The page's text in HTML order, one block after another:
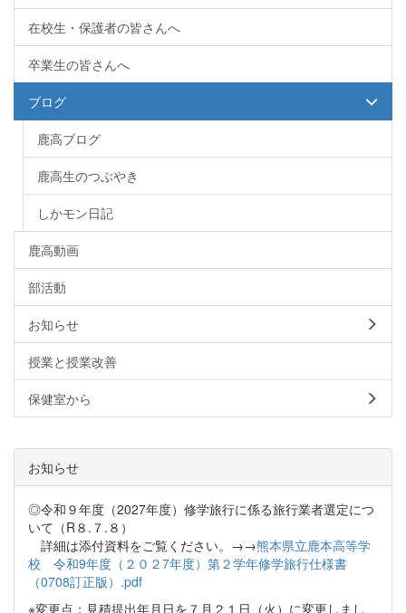
在校生・保護者の皆さんへ
卒業生の皆さんへ
ブログ
鹿高ブログ
鹿高生のつぶやき
しかモン日記
鹿高動画
部活動
お知らせ
授業と授業改善
保健室から
お知らせ
◎令和９年度（2027年度）修学旅行に係る旅行業者選定につ
いて（R８.７.８）
詳細は添付資料をご覧ください。→→熊本県立鹿本高等学
校 令和9年度（２０２7年度）第２学年修学旅行仕様書
（0708訂正版）.pdf
※変更点：見積提出年月日を７月２１日（火）に変更しまし